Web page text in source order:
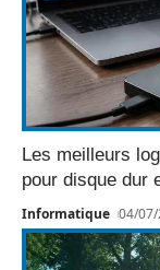
Les meilleurs
pour disque dur
Informatique 04/